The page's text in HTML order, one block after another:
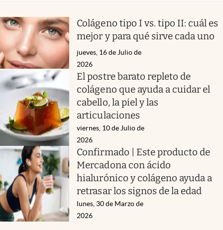
Colágeno tipo I vs. tipo II: cuál es
mejor y para qué sirve cada uno
jueves, 16 de Julio de
2026
El postre barato repleto de
colágeno que ayuda a cuidar el
cabello, la piel y las
articulaciones
viernes, 10 de Julio de
2026
Confirmado | Este producto de
Mercadona con ácido
hialurónico y colágeno ayuda a
retrasar los signos de la edad
lunes, 30 de Marzo de
2026